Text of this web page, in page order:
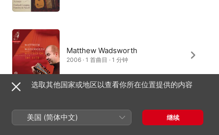
Matthew Wadsworth
2006 · 1 首曲目 · 1 分钟
Cédric Meyer
2026 · 1 首曲目 · 1 分钟
选取其他国家或地区以查看你所在位置提供的内容
美国 (简体中文) 继续